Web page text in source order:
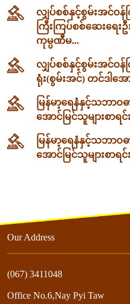
လျှပ်စစ်နှင့်စွမ်းအင်ဝန်
ကြီးကြပ်စစ်ဆေးရေး
ကုမ္ပဏီမ...
လျှပ်စစ်နှင့်စွမ်းအင်ဝန်
ရုံး(စွမ်းအင်) တင်ဒါအေ
မြန်မာ့ရေနံနှင့်သဘာဝ
အောင်မြင်သူများစာရင်
မြန်မာ့ရေနံနှင့်သဘာဝ
အောင်မြင်သူများစာရင်
Our Address
(067) 3411048
Office No.6,Nay Pyi Taw